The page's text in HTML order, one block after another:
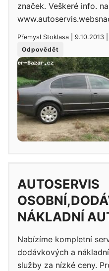
značek. Veškeré info.
Přemysl Stoklasa | 9.10.2013
Odpovědět
AUTOSERVIS
NÁKLADNÍ
Nabízíme kompletní
dodávkových a
služby za nízké ceny.